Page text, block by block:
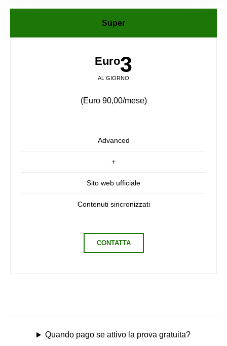
Super
Euro3
AL GIORNO
(Euro 90,00/mese)
Advanced
+
Sito web ufficiale
Contenuti sincronizzati
CONTATTA
Quando pago se attivo la prova gratuita?